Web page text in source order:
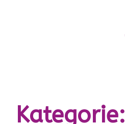
Kategorie: